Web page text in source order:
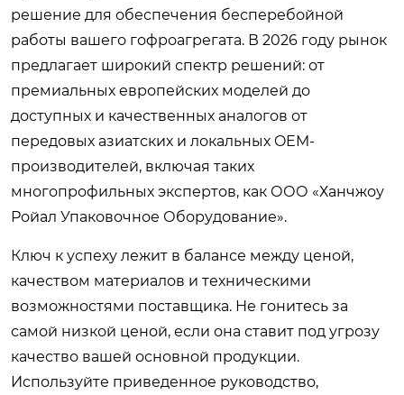
решение для обеспечения бесперебойной
работы вашего гофроагрегата. В 2026 году рынок
предлагает широкий спектр решений: от
премиальных европейских моделей до
доступных и качественных аналогов от
передовых азиатских и локальных OEM-
производителей, включая таких
многопрофильных экспертов, как ООО «Ханчжоу
Ройал Упаковочное Оборудование».
Ключ к успеху лежит в балансе между ценой,
качеством материалов и техническими
возможностями поставщика. Не гонитесь за
самой низкой ценой, если она ставит под угрозу
качество вашей основной продукции.
Используйте приведенное руководство,